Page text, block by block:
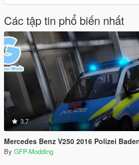
Các tập tin phổ biến nhất
3.7
Mercedes Benz V250 2016 Polizei Baden
By GFP-Modding